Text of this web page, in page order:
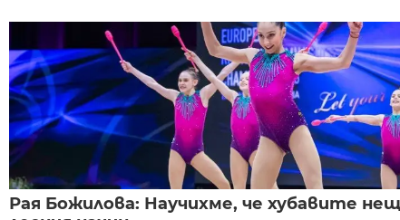
Рая Божилова: Научихме, че хубавите